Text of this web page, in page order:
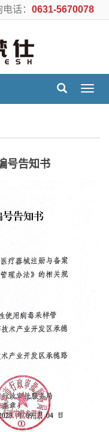
话： 0631-5670078
导
号告知书